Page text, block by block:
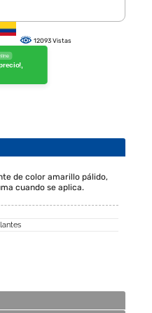
12093 Vistas
de color amarillo pálido,
cuando se aplica.